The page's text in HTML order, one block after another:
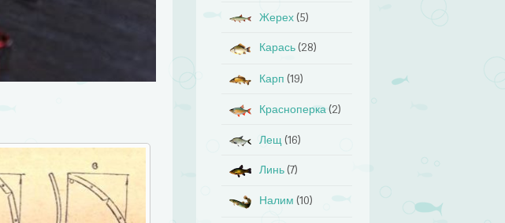
Жерех (5)
Карась (28)
Карп (19)
Красноперка (2)
Лещ (16)
Линь (7)
Налим (10)